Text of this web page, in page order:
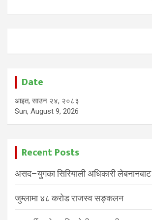
Date
आइत, साउन २४, २०८३
Sun, August 9, 2026
Recent Posts
असद–युगका सिरियाली अधिकारी
जुम्लामा ४८ करोड राजस्व सङ्कलन